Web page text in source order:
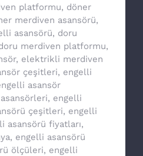
platformu, döner
merdiven asansörü,
asansörü, doru
merdiven platformu,
, elektrikli merdiven
çeşitleri, engelli
asansör
, engelli
çeşitleri, engelli
asansörü fiyatları,
, engelli asansörü
ölçüleri, engelli